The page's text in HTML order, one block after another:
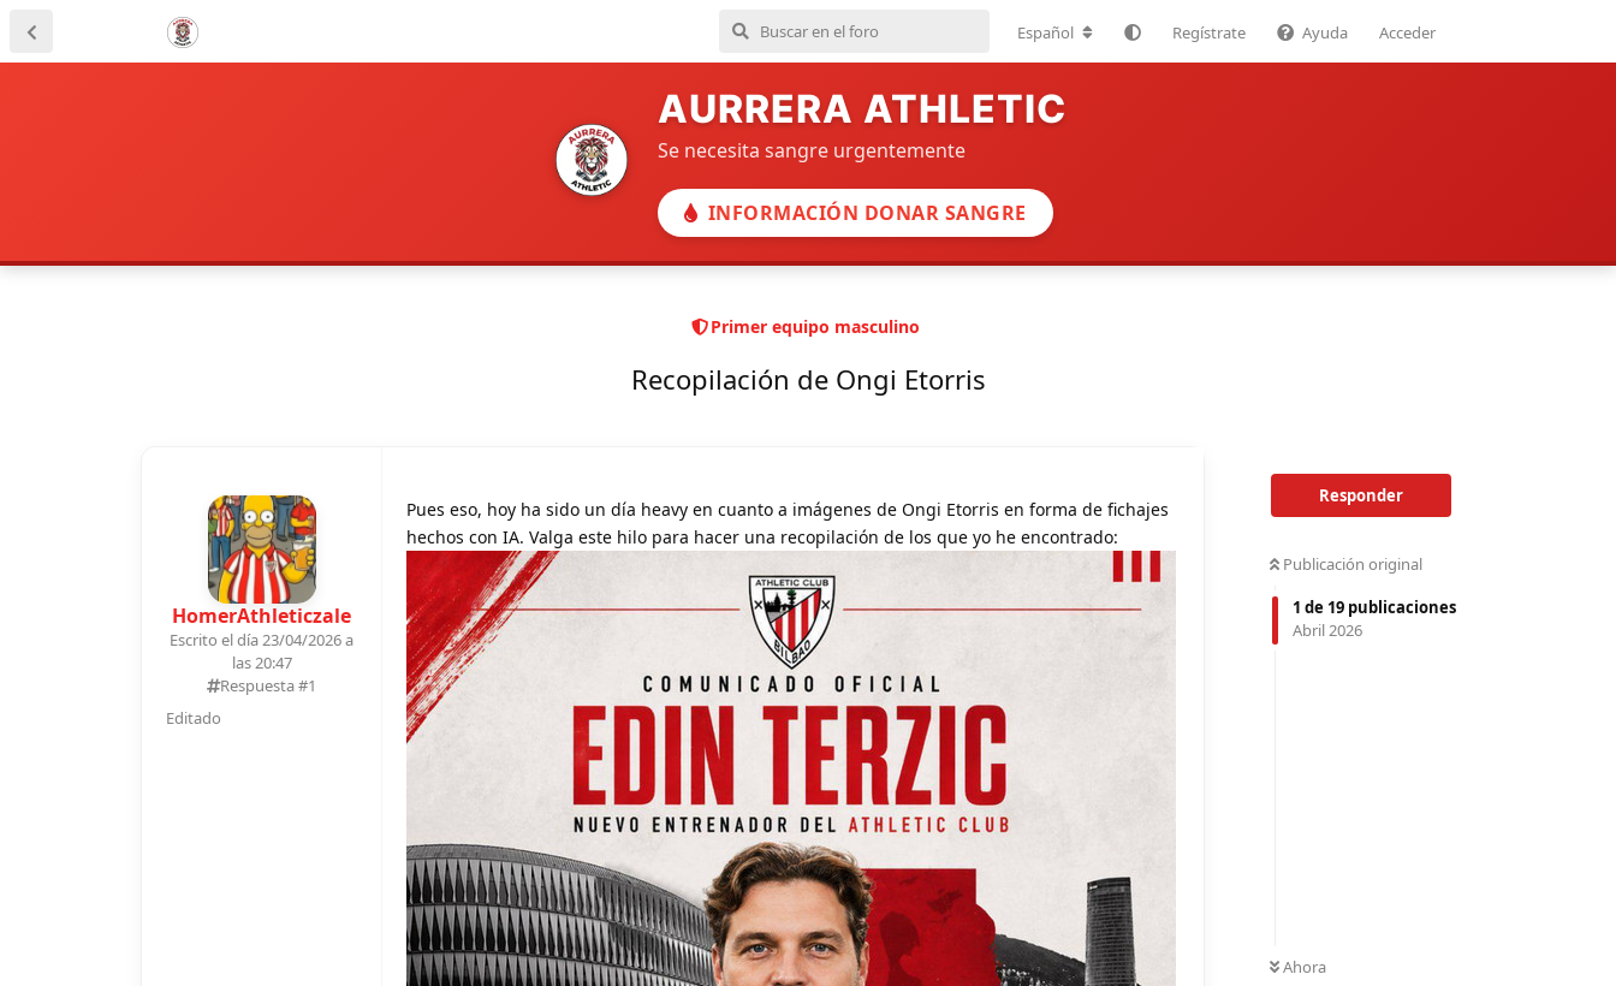
Español Regístrate Ayuda Acceder
AURRERA ATHLETIC
Se necesita sangre urgentemente
INFORMACIÓN DONAR SANGRE
Primer equipo masculino
Recopilación de Ongi Etorris
Responder
Publicación original
1 de 19 publicaciones
Abril 2026
Ahora
HomerAthleticzale
Escrito el día 23/04/2026 a
las 20:47
Respuesta #1
Editado
Pues eso, hoy ha sido un día heavy en cuanto a imágenes de Ongi Etorris en forma de fichajes
hechos con IA. Valga este hilo para hacer una recopilación de los que yo he encontrado: